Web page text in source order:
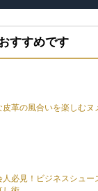
すすめです
皮革の風合いを楽しむヌ
人必見！ビジネスシュー